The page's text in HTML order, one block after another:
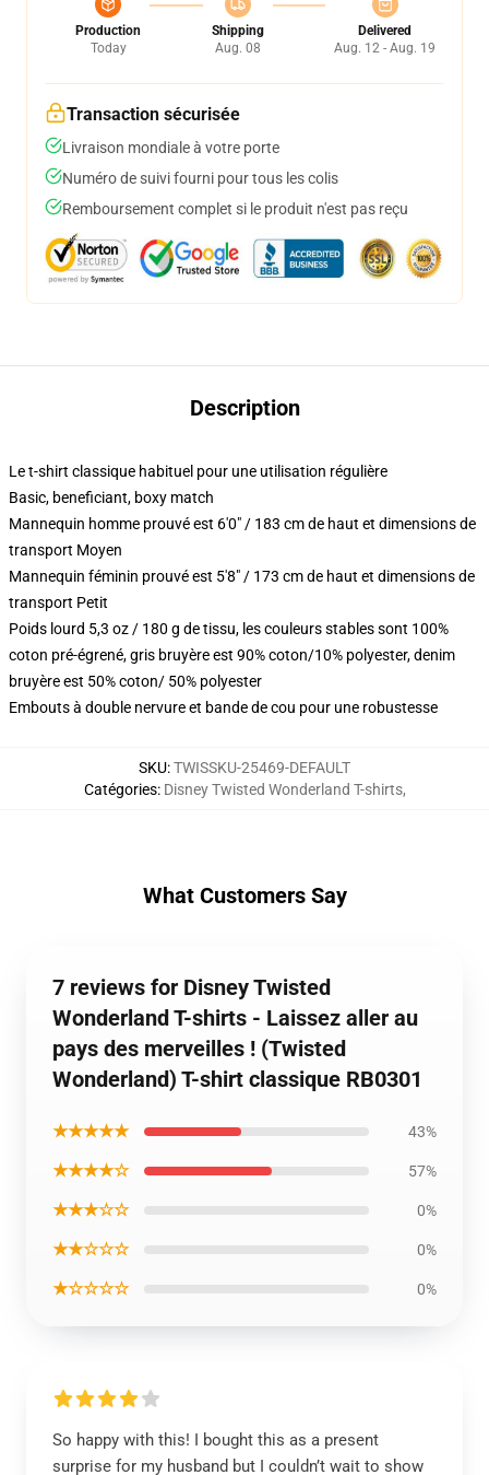
Production
Today
Shipping
Aug. 08
Delivered
Aug. 12 - Aug. 19
Transaction sécurisée
Livraison mondiale à votre porte
Numéro de suivi fourni pour tous les colis
Remboursement complet si le produit n'est pas reçu
Description
Le t-shirt classique habituel pour une utilisation régulière
Basic, beneficiant, boxy match
Mannequin homme prouvé est 6'0" / 183 cm de haut et dimensions de
transport Moyen
Mannequin féminin prouvé est 5'8" / 173 cm de haut et dimensions de
transport Petit
Poids lourd 5,3 oz / 180 g de tissu, les couleurs stables sont 100%
coton pré-égrené, gris bruyère est 90% coton/10% polyester, denim
bruyère est 50% coton/ 50% polyester
Embouts à double nervure et bande de cou pour une robustesse
SKU:TWISSKU-25469-DEFAULT
Catégories: Disney Twisted Wonderland T-shirts,
What Customers Say
7 reviews for Disney Twisted
Wonderland T-shirts - Laissez aller au
pays des merveilles ! (Twisted
Wonderland) T-shirt classique RB0301
★★★★★ 43%
★★★★☆ 57%
★★★☆☆ 0%
★★☆☆☆ 0%
★☆☆☆☆ 0%
So happy with this! I bought this as a present
surprise for my husband but I couldn’t wait to show